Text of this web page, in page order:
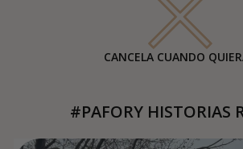
CANCELA CUANDO
#PAFORY HISTORIAS